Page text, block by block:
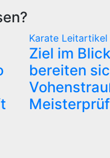
Karate Leitartikel
Ziel im
bereiten